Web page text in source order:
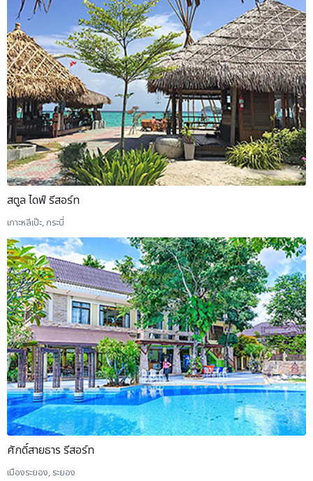
สตูล ไดฟ์ รีสอร์ท
เกาะหลีเป๊ะ, กระบี่
ศักดิ์สายธาร รีสอร์ท
เมืองระยอง, ระยอง